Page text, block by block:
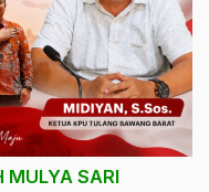
MULYA SARI